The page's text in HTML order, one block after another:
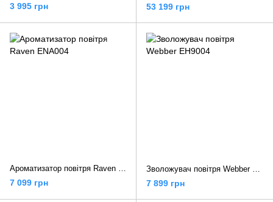
3 995 грн 53 199 грн
7 099 грн 7 899 грн